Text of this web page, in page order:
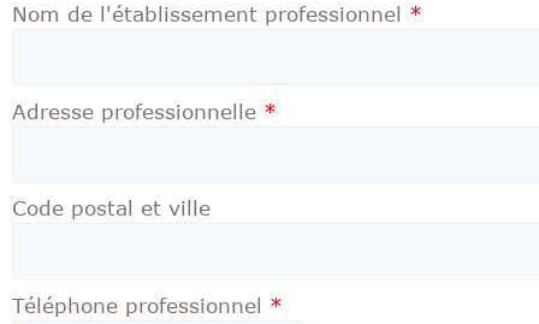
Nom de l'établissement professionnel *
Adresse professionnelle *
Code postal et ville
Téléphone professionnel *